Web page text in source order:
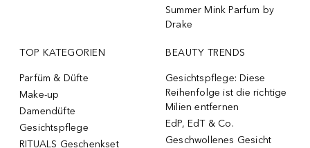
Summer Mink Parfum by
Drake
TOP KATEGORIEN
Parfüm & Düfte
Make-up
Damendüfte
Gesichtspflege
RITUALS Geschenkset
BEAUTY TRENDS
Gesichtspflege: Diese
Reihenfolge ist die richtige
Milien entfernen
EdP, EdT & Co.
Geschwollenes Gesicht